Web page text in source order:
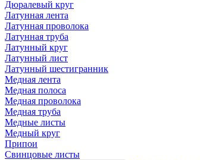
Дюралевый круг
Латунная лента
Латунная проволока
Латунная труба
Латунный круг
Латунный лист
Латунный шестигранник
Медная лента
Медная полоса
Медная проволока
Медная труба
Медные листы
Медный круг
Припои
Свинцовые листы